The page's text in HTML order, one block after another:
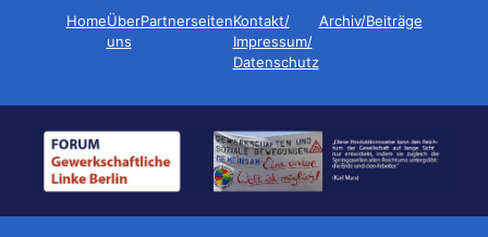
HomeÜber
uns
PartnerseitenKontakt/
Impressum/
Datenschutz
Archiv/Beiträge